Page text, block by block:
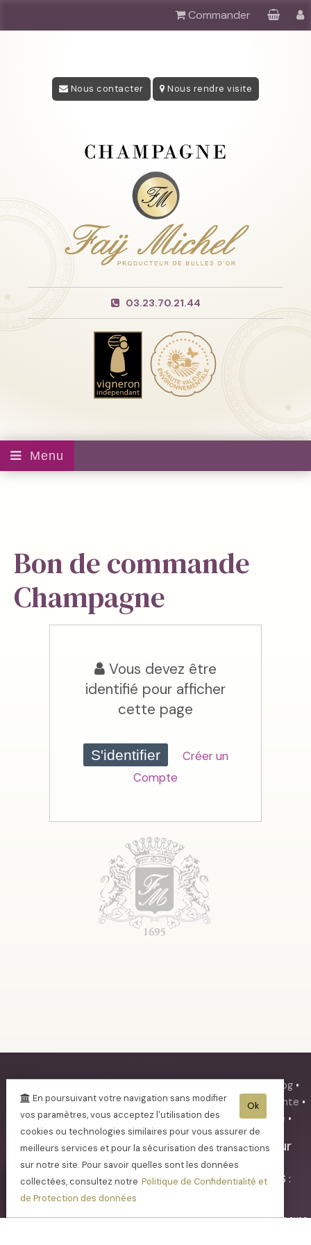
Commander
Nous contacter Nous rendre visite
03.23.70.21.44
Menu
Bon de commande
Champagne
Vous devez être
identifié pour afficher
cette page
S'identifier
Créer un
Compte
Mini-blog •
Protection des données•Conditions Générales de Vente •
Tarifs expedition•Se connecter• Payer une facture •
Champagne FAY Michel-21 rue Pasteur
02850BARZY SUR MARNE
Tél. 03.23.70.21.44- Tva. : FR31410766844 - RCS :
SOISSONS 410 766 844
- L'abus d'alcool est dangereux pour la santé, sachez consommer avec
Ok
En poursuivant votre navigation sans modifier
vos paramètres, vous acceptez l'utilisation des
cookies ou technologies similaires pour vous assurer de
meilleurs services et pour la sécurisation des transactions
sur notre site. Pour savoir quelles sont les données
collectées, consultez notre Politique de Confidentialité et
de Protection des données